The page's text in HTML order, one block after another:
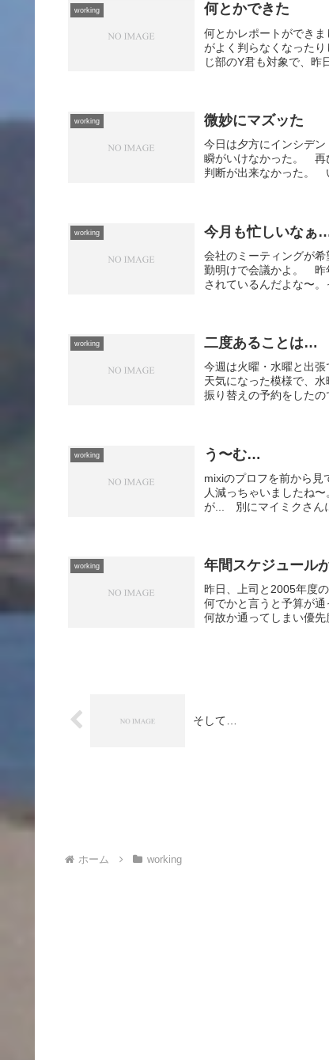
working 何とかできた
何とかレポートができ
がよく判らなくなった
じ部のY君も対象で、昨
working 微妙にマズッた
今日は夕方にインシデ
瞬がいけなかった。 再
判断が出来なかった。
working 今月も忙しいなぁ
会社のミーティングが
勤明けで会議かよ。 昨
されているんだよな〜
working 二度あることは…
今週は火曜・水曜と出
天気になった模様で、
振り替えの予約をした
working う〜む…
mixiのプロフを前から見
人減っちゃいましたね
が... 別にマイミクさん
working 年間スケジュール
昨日、上司と2005年度
何でかと言うと予算が
何故か通ってしまい優
そして…
ホーム working